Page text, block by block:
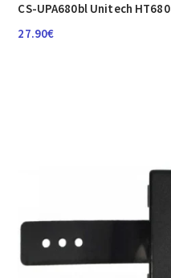
CS-UPA680bl Unitech HT680
27.90€